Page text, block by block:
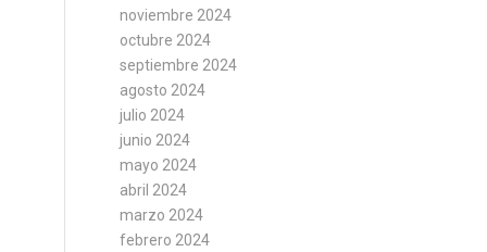
noviembre 2024
octubre 2024
septiembre 2024
agosto 2024
julio 2024
junio 2024
mayo 2024
abril 2024
marzo 2024
febrero 2024